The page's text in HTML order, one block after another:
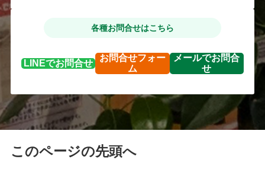
各種お問合せはこちら
LINEでお問合せ
お問合せフォー
ム
メールでお問合
せ
このページの先頭へ